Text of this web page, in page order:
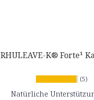
RHULEAVE-K® Forte¹
(5)
Natürliche